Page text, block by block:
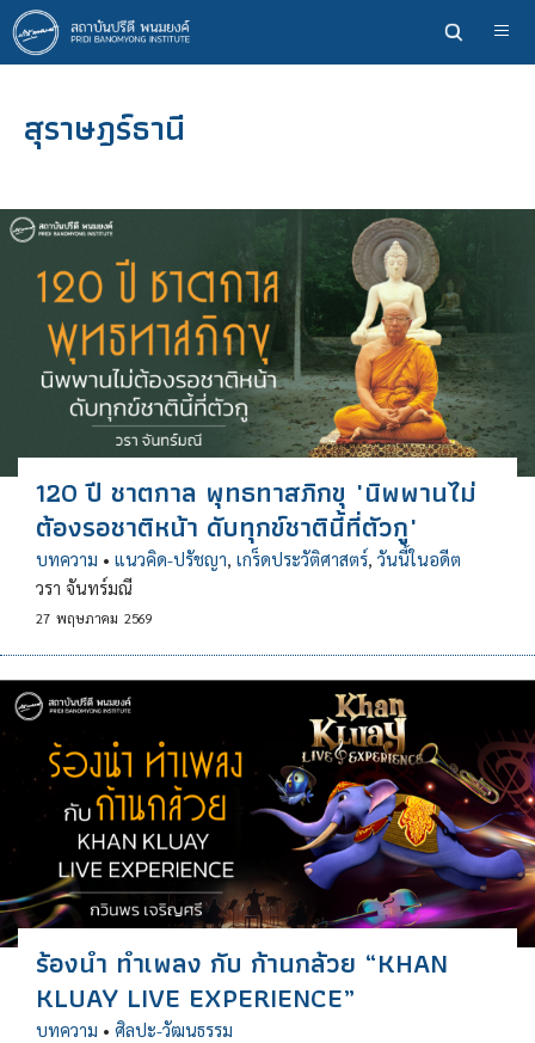
ข้าม
ไป
ยัง
หลักสุราษฎร์ธานี
120 ปี ชาตกาล พุทธทาสภิกขุ "นิพพานไม่
ต้องรอชาติหน้า ดับทุกข์ชาตินี้ที่ตัวกู"
บทความ • แนวคิด-ปรัชญา, เกร็ดประวัติศาสตร์, วันนี้ในอดีต
วรา จันทร์มณี
27 พฤษภาคม 2569
ร้องนำ ทำเพลง กับ ก้านกล้วย “KHAN
KLUAY LIVE EXPERIENCE”
บทความ • ศิลปะ-วัฒนธรรม